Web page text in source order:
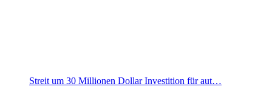
Streit um 30 Millionen Dollar Investition für aut…